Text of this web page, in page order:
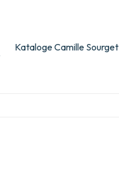
Kataloge Camille Sourget